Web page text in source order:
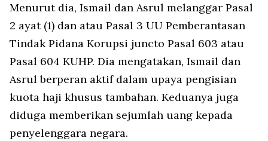
Menurut dia, Ismail dan Asrul melanggar Pasal
2 ayat (1) dan atau Pasal 3 UU Pemberantasan
Tindak Pidana Korupsi juncto Pasal 603 atau
Pasal 604 KUHP. Dia mengatakan, Ismail dan
Asrul berperan aktif dalam upaya pengisian
kuota haji khusus tambahan. Keduanya juga
diduga memberikan sejumlah uang kepada
penyelenggara negara.